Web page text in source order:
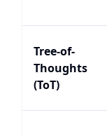
Tree-of-
Thoughts
(ToT)